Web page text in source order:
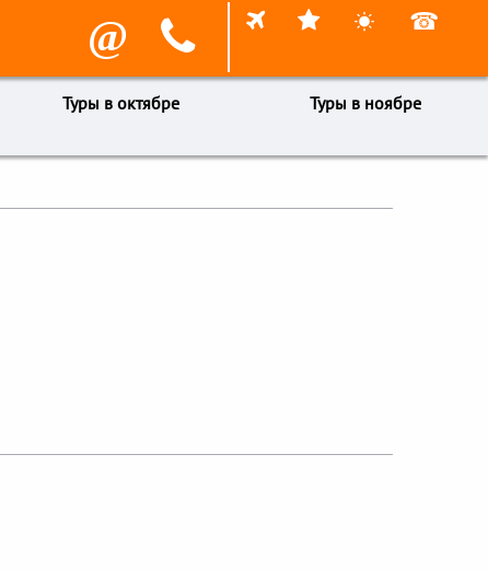
@     ☎
Туры в октябре Туры в ноябре